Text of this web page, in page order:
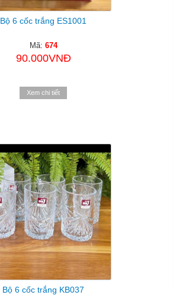
Bộ 6 cốc trắng ES1001
Mã: 674
90.000VNĐ
Xem chi tiết
Bộ 6 cốc trắng KB037